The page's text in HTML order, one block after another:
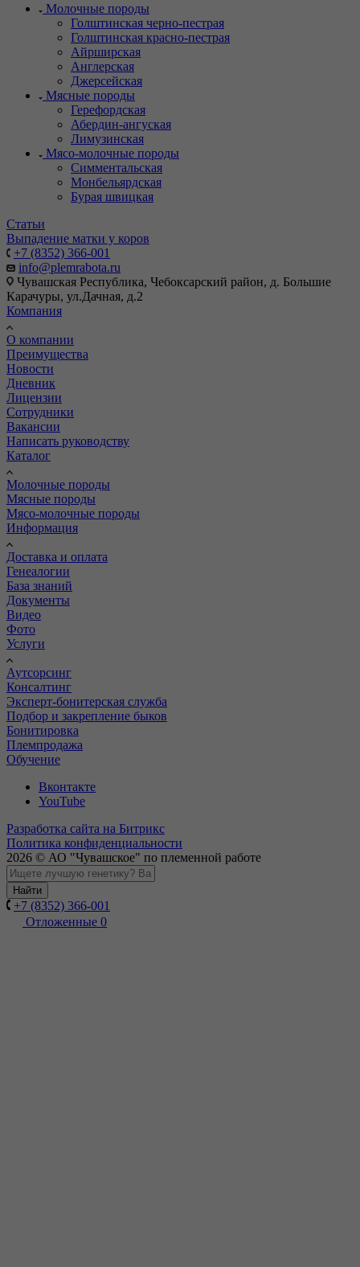
Молочные породы
Голштинская черно-пестрая
Голштинская красно-пестрая
Айрширская
Англерская
Джерсейская
Мясные породы
Герефордская
Абердин-ангуская
Лимузинская
Мясо-молочные породы
Симментальская
Монбельярдская
Бурая швицкая
Статьи
Выпадение матки у коров
+7 (8352) 366-001
info@plemrabota.ru
Чувашская Республика, Чебоксарский район, д. Большие
Карачуры, ул.Дачная, д.2
Компания
О компании
Преимущества
Новости
Дневник
Лицензии
Сотрудники
Вакансии
Написать руководству
Каталог
Молочные породы
Мясные породы
Мясо-молочные породы
Информация
Доставка и оплата
Генеалогии
База знаний
Документы
Видео
Фото
Услуги
Аутсорсинг
Консалтинг
Эксперт-бонитерская служба
Подбор и закрепление быков
Бонитировка
Племпродажа
Обучение
Вконтакте
YouTube
Разработка сайта на Битрикс
Политика конфиденциальности
2026 © АО "Чувашское" по племенной работе
Найти
+7 (8352) 366-001
Отложенные 0